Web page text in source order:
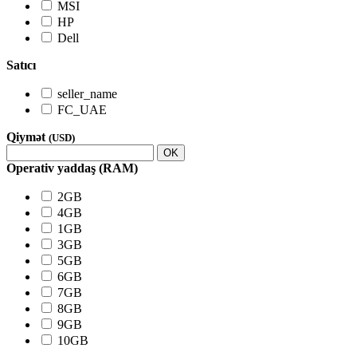
MSI
HP
Dell
Satıcı
seller_name
FC_UAE
Qiymət (USD)
OK
Operativ yaddaş (RAM)
2GB
4GB
1GB
3GB
5GB
6GB
7GB
8GB
9GB
10GB